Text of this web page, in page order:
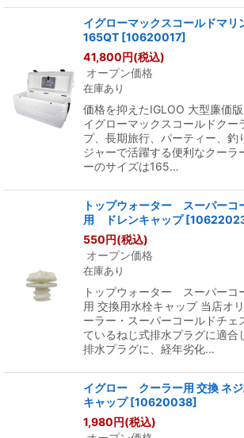
イグローマックスコールドマリ
165QT [10620017]
41,800円(税込)
オープン価格
在庫あり
価格を抑えたIGLOO 大型廉価
イグローマックスコールドクー
プ、長期旅行、パーティー、釣
ジャーで活躍する便利なクーラ
ーのサイズは165…
トップウォーター スーパーコ
用 ドレンキャップ [
550円(税込)
オープン価格
在庫あり
トップウォーター スーパーコ
用 交換用水栓キャップ 当店オ
ーラー・スーパーコールドチェ
ているねじ式排水プラグに適合
排水プラグに、経年劣化…
イグロー クーラー用 交換 ネ
キャップ [10620038]
1,980円(税込)